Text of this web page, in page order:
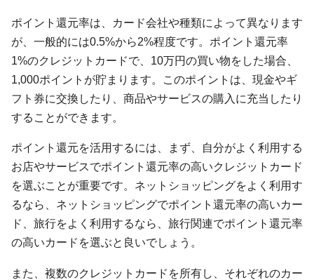
ポイント還元率は、カード会社や種類によって異なります
が、一般的には0.5%から2%程度です。ポイント還元率
1%のクレジットカードで、10万円の買い物をした場合、
1,000ポイントが貯まります。このポイントは、現金やギ
フト券に交換したり、商品やサービスの購入に充当したり
することができます。
ポイント還元を活用するには、まず、自分がよく利用する
お店やサービスでポイント還元率の高いクレジットカード
を選ぶことが重要です。ネットショッピングをよく利用す
るなら、ネットショッピングでポイント還元率の高いカー
ド、旅行をよく利用するなら、旅行関連でポイント還元率
の高いカードを選ぶと良いでしょう。
また、複数のクレジットカードを所有し、それぞれのカー